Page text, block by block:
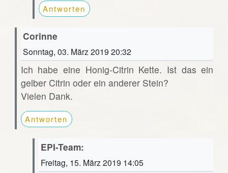
Antworten
Corinne
Sonntag, 03. März 2019 20:32
Ich habe eine Honig-Citrin Kette. Ist das ein
gelber Citrin oder ein anderer Stein?
Vielen Dank.
Antworten
EPI-Team:
Freitag, 15. März 2019 14:05